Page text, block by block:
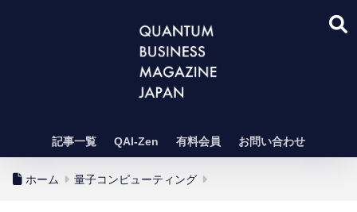
記事一覧 QAI-Zen 有料会員 お問い合わせ
ホーム 量子コンピューティング